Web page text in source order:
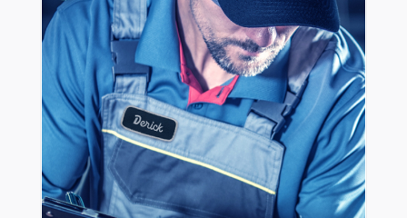
Faldas
Gorras
Indumentaria Mundialista
Jackets
Juniors
Juvenil
Maletines